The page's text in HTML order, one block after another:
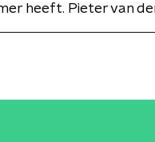
heeft. Pieter van